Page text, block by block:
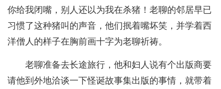
你给我闭嘴，别人还以为我在杀猪！老聊的邻居早已
习惯了这种猪叫的声音，他们抿着嘴坏笑，并学着西
洋僧人的样子在胸前画十字为老聊祈祷。
老聊准备去长途旅行，他和妇人说有个出版商要
请他到外地洽谈一下怪诞故事集出版的事情，就带着